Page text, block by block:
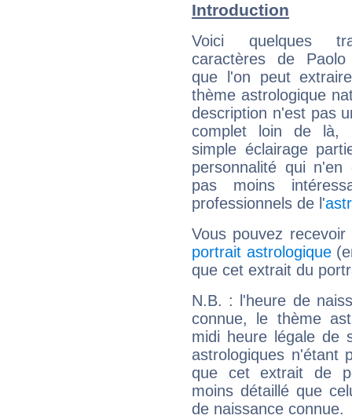
Introduction
Voici quelques
caractères de Paolo
que l'on peut
thème astrologique
description n'est pas
complet loin de là,
simple éclairage
personnalité qui n'en
pas moins
professionnels de l'
Vous pouvez
portrait astrologique
que cet extrait du
N.B. : l'heure de
connue, le thème
midi heure légale de
astrologiques n'étant
que cet extrait de
moins détaillé que
de naissance connue.